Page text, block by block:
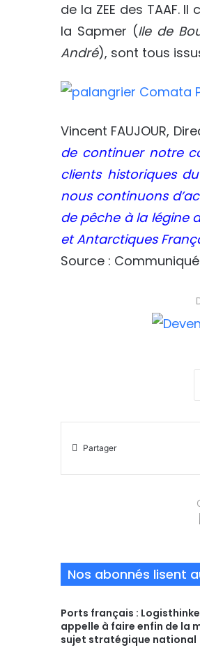
de la ZEE des TAAF.
la Sapmer (Ile de
André), sont tous
Vincent FAUJOUR,
de continuer notre
clients historiques
nous continuons
de pêche à la légine
et Antarctiques
Source : Communiqué
Partager
Nos abonnés lisent
Ports français :
appelle à faire enfin de la
sujet stratégique national